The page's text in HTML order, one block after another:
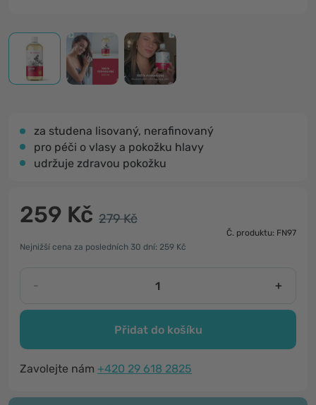
za studena lisovaný, nerafinovaný
pro péči o vlasy a pokožku hlavy
udržuje zdravou pokožku
259 Kč 279 Kč
Č. produktu: FN97
Nejnižší cena za posledních 30 dní: 259 Kč
- +
Přidat do košíku
Zavolejte nám +420 29 618 2825